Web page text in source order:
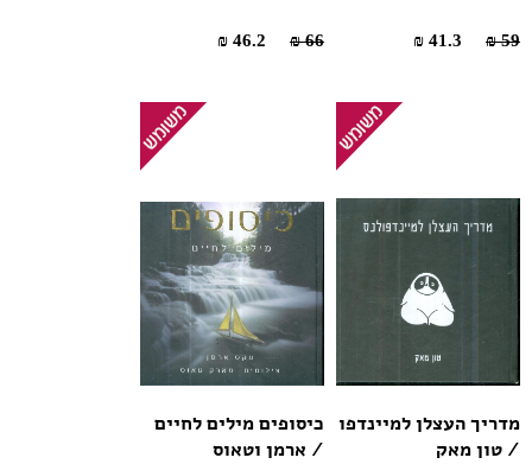
59 ₪
66 ₪
מדריך העצלן למיינדפו
/ טון מאק
כיסופים מילים לחיים
/ ארמן וטאוס